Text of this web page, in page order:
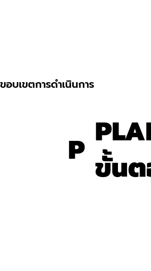
P ขั้นต
ขอบเขตการดำเนินการ